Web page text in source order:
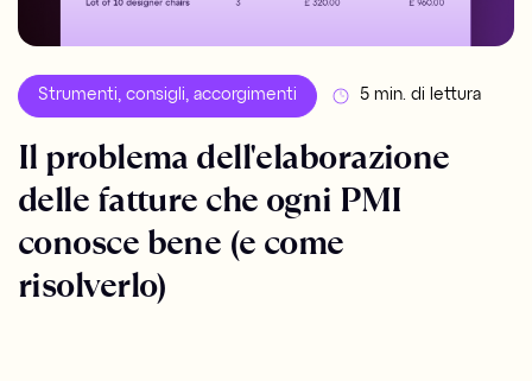
Strumenti, consigli, accorgimenti 5 min. di lettura
Il problema dell'elaborazione
delle fatture che ogni PMI
conosce bene (e come
risolverlo)